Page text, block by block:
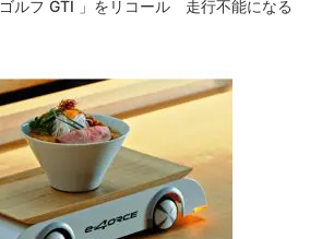
ルフ GTI 」をリコール 走行不能になる